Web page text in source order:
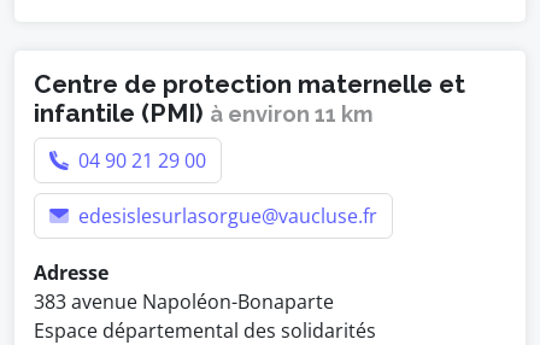
Centre de protection maternelle et
infantile (PMI) à environ 11 km
04 90 21 29 00
edesislesurlasorgue@vaucluse.fr
Adresse
383 avenue Napoléon-Bonaparte
Espace départemental des solidarités